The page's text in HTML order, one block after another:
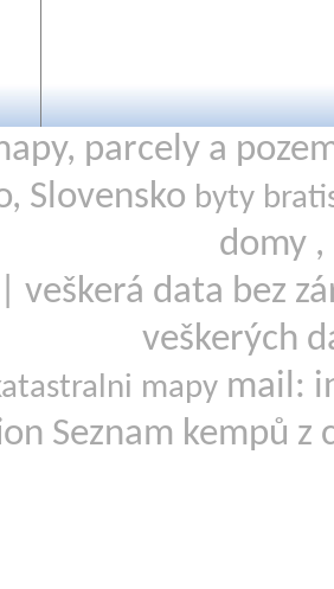
parcely a
Slovensko byty
domy ,
| veškerá data bez
veškerých
mapy mail:
Seznam kempů z